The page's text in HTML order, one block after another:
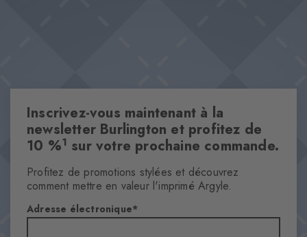
Caractéristiques
Genre
Femmes
Motifs
uni
Transparence
Inscrivez-vous maintenant à la
newsletter Burlington et profitez de
10 %1 sur votre prochaine commande.
Profitez de promotions stylées et découvrez
comment mettre en valeur l'imprimé Argyle.
Adresse électronique